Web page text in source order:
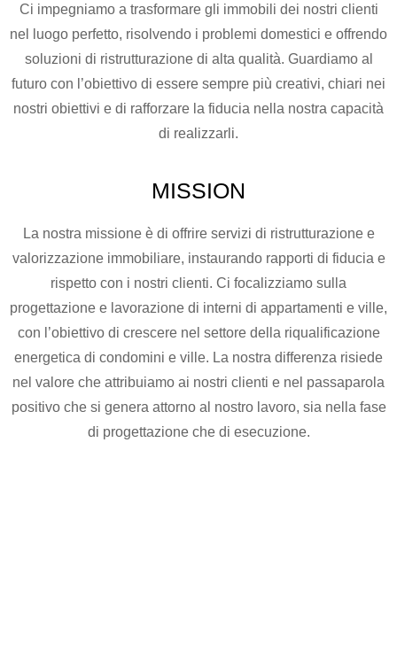
Ci impegniamo a trasformare gli immobili dei nostri clienti
nel luogo perfetto, risolvendo i problemi domestici e offrendo
soluzioni di ristrutturazione di alta qualità. Guardiamo al
futuro con l’obiettivo di essere sempre più creativi, chiari nei
nostri obiettivi e di rafforzare la fiducia nella nostra capacità
di realizzarli.
MISSION
La nostra missione è di offrire servizi di ristrutturazione e
valorizzazione immobiliare, instaurando rapporti di fiducia e
rispetto con i nostri clienti. Ci focalizziamo sulla
progettazione e lavorazione di interni di appartamenti e ville,
con l’obiettivo di crescere nel settore della riqualificazione
energetica di condomini e ville. La nostra differenza risiede
nel valore che attribuiamo ai nostri clienti e nel passaparola
positivo che si genera attorno al nostro lavoro, sia nella fase
di progettazione che di esecuzione.